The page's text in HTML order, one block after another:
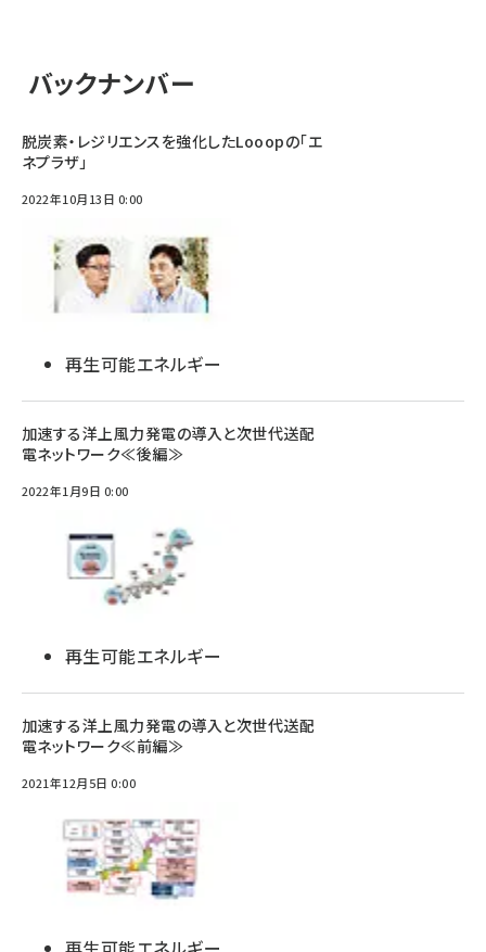
バックナンバー
脱炭素・レジリエンスを強化したLooopの「エ
ネプラザ」
2022年10月13日 0:00
再生可能エネルギー
加速する洋上風力発電の導入と次世代送配
電ネットワーク≪後編≫
2022年1月9日 0:00
再生可能エネルギー
加速する洋上風力発電の導入と次世代送配
電ネットワーク≪前編≫
2021年12月5日 0:00